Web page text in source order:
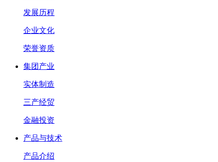
发展历程
企业文化
荣誉资质
集团产业
实体制造
三产经贸
金融投资
产品与技术
产品介绍